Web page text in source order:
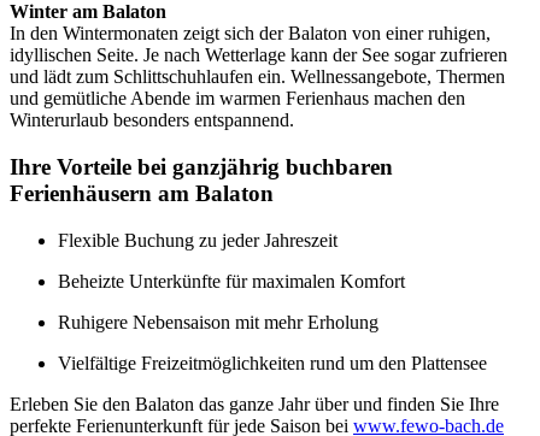
Winter am Balaton
In den Wintermonaten zeigt sich der Balaton von einer ruhigen,
idyllischen Seite. Je nach Wetterlage kann der See sogar zufrieren
und lädt zum Schlittschuhlaufen ein. Wellnessangebote, Thermen
und gemütliche Abende im warmen Ferienhaus machen den
Winterurlaub besonders entspannend.
Ihre Vorteile bei ganzjährig buchbaren
Ferienhäusern am Balaton
Flexible Buchung zu jeder Jahreszeit
Beheizte Unterkünfte für maximalen Komfort
Ruhigere Nebensaison mit mehr Erholung
Vielfältige Freizeitmöglichkeiten rund um den Plattensee
Erleben Sie den Balaton das ganze Jahr über und finden Sie Ihre
perfekte Ferienunterkunft für jede Saison bei www.fewo-bach.de